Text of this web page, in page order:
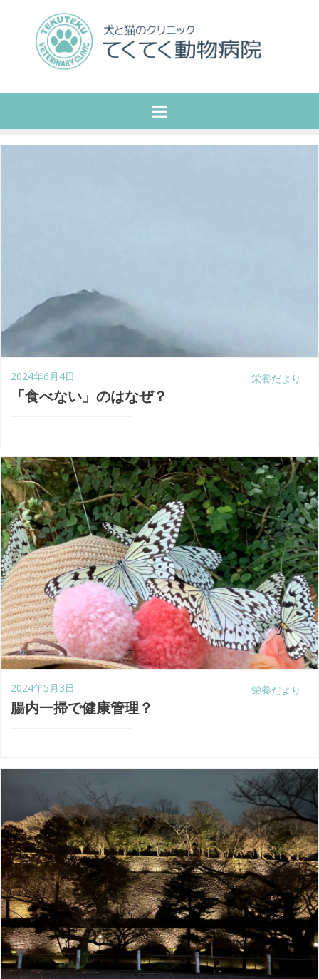
栄養だより
2024年6月4日
「食べない」のはなぜ？
栄養だより
2024年5月3日
腸内一掃で健康管理？